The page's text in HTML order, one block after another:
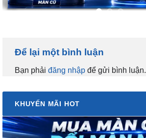
Để lại một bình luận
Bạn phải đăng nhập để gửi bình luận.
KHUYẾN MÃI HOT